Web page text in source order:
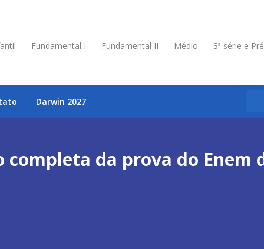
Fundamental I Fundamental II Médio 3ª série e
Darwin 2027
completa da prova do Enem